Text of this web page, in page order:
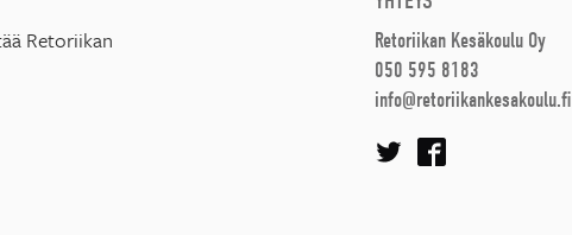
Retoriikan
Retoriikan Kesäkoulu Oy
050 595 8183
info@retoriikankesakoulu.fi